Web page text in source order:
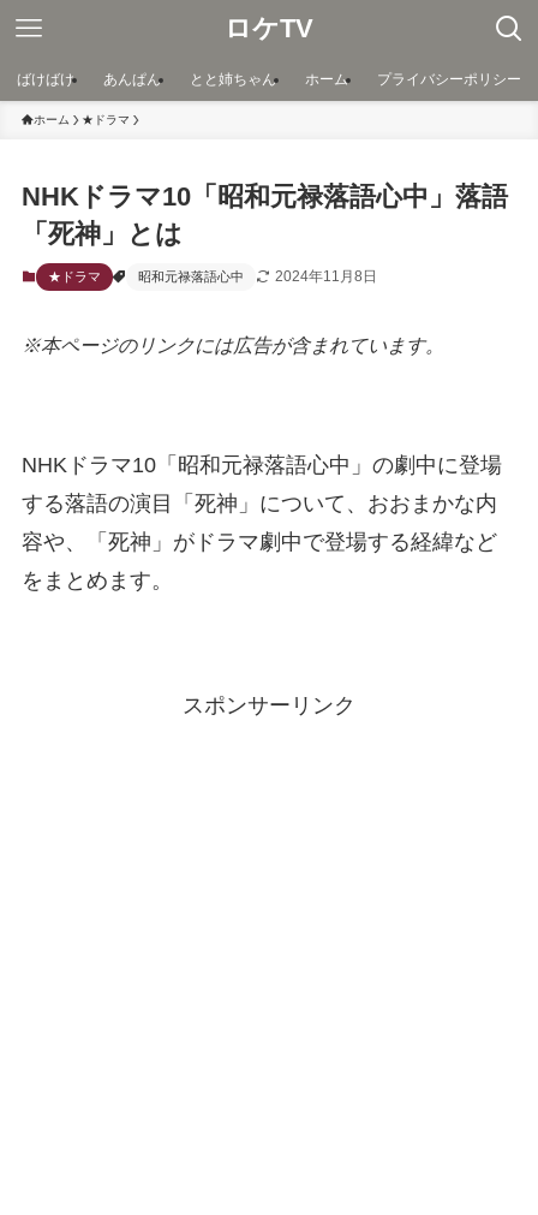
ロケTV
ばけばけ あんぱん とと姉ちゃん ホーム プライバシーポリシー
ホーム ★ドラマ
NHKドラマ10「昭和元禄落語心中」落語
「死神」とは
★ドラマ 昭和元禄落語心中 2024年11月8日
※本ページのリンクには広告が含まれています。
NHKドラマ10「昭和元禄落語心中」の劇中に登場
する落語の演目「死神」について、おおまかな内
容や、「死神」がドラマ劇中で登場する経緯など
をまとめます。
スポンサーリンク